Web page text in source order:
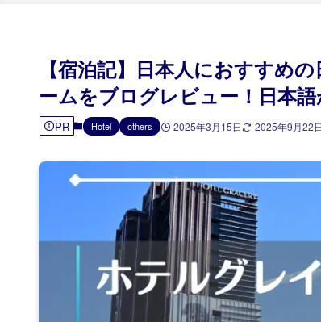
【宿泊記】日本人におすすめ
ームをブログレビュー！日本
PR Hotel others 2025年3月15日 2025年9月22日